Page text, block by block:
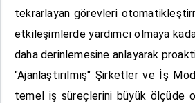
tekrarlayan görevleri
etkileşimlerde yardımcı olmaya
daha derinlemesine anlayarak
"Ajanlaştırılmış" Şirketler ve İş
temel iş süreçlerini büyük ölçüde